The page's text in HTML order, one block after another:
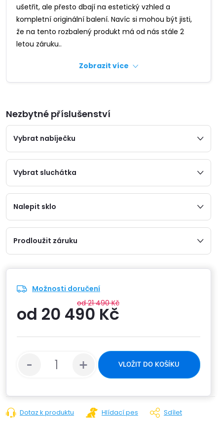
ušetřit, ale přesto dbají na estetický vzhled a
kompletní originální balení. Navíc si mohou být jisti,
že na tento rozbalený produkt má od nás stále 2
letou záruku..
Zobrazit více
Nezbytné příslušenství
Vybrat nabíječku
Vybrat sluchátka
Nalepit sklo
Prodloužit záruku
Možnosti doručení
od 21 490 Kč
od 20 490 Kč
VLOŽIT DO KOŠÍKU
Dotaz k produktu Hlídací pes Sdílet